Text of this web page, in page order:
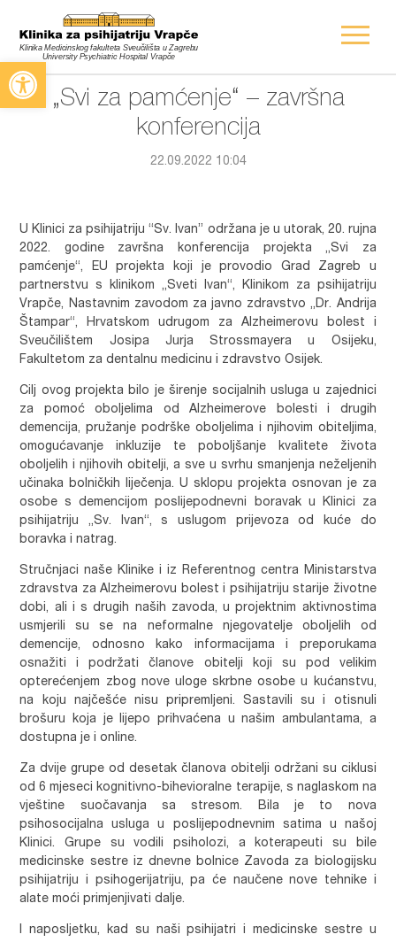
Open toolbar
„Svi za pamćenje“ – završna
konferencija
22.09.2022 10:04
U Klinici za psihijatriju “Sv. Ivan” održana je u utorak, 20. rujna
2022. godine završna konferencija projekta „Svi za
pamćenje“, EU projekta koji je provodio Grad Zagreb u
partnerstvu s klinikom „Sveti Ivan“, Klinikom za psihijatriju
Vrapče, Nastavnim zavodom za javno zdravstvo „Dr. Andrija
Štampar“, Hrvatskom udrugom za Alzheimerovu bolest i
Sveučilištem Josipa Jurja Strossmayera u Osijeku,
Fakultetom za dentalnu medicinu i zdravstvo Osijek.
Cilj ovog projekta bilo je širenje socijalnih usluga u zajednici
za pomoć oboljelima od Alzheimerove bolesti i drugih
demencija, pružanje podrške oboljelima i njihovim obiteljima,
omogućavanje inkluzije te poboljšanje kvalitete života
oboljelih i njihovih obitelji, a sve u svrhu smanjenja neželjenih
učinaka bolničkih liječenja. U sklopu projekta osnovan je za
osobe s demencijom poslijepodnevni boravak u Klinici za
psihijatriju „Sv. Ivan“, s uslugom prijevoza od kuće do
boravka i natrag.
Stručnjaci naše Klinike i iz Referentnog centra Ministarstva
zdravstva za Alzheimerovu bolest i psihijatriju starije životne
dobi, ali i s drugih naših zavoda, u projektnim aktivnostima
usmjerili su se na neformalne njegovatelje oboljelih od
demencije, odnosno kako informacijama i preporukama
osnažiti i podržati članove obitelji koji su pod velikim
opterećenjem zbog nove uloge skrbne osobe u kućanstvu,
na koju najčešće nisu pripremljeni. Sastavili su i otisnuli
brošuru koja je lijepo prihvaćena u našim ambulantama, a
dostupna je i online.
Za dvije grupe od desetak članova obitelji održani su ciklusi
od 6 mjeseci kognitivno-bihevioralne terapije, s naglaskom na
vještine suočavanja sa stresom. Bila je to nova
psihosocijalna usluga u poslijepodnevnim satima u našoj
Klinici. Grupe su vodili psiholozi, a koterapeuti su bile
medicinske sestre iz dnevne bolnice Zavoda za biologijsku
psihijatriju i psihogerijatriju, pa će naučene nove tehnike i
alate moći primjenjivati dalje.
I naposljetku, kad su naši psihijatri i medicinske sestre u